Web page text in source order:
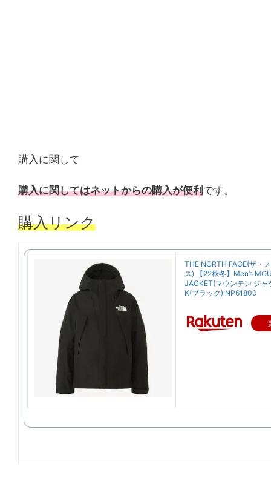
購入に関して
購入に関してはネットからの購入が便利です。
購入リンク
THE NORTH FACE(ザ・
ス) 【22秋冬】Men’s
JACKET(マウンテン ジャ
K(ブラック) NP61800